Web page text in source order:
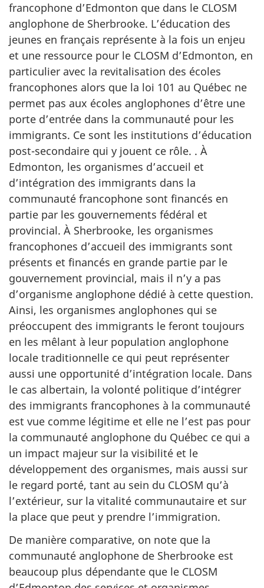
francophone d’Edmonton que dans le CLOSM
anglophone de Sherbrooke. L’éducation des
jeunes en français représente à la fois un enjeu
et une ressource pour le CLOSM d’Edmonton, en
particulier avec la revitalisation des écoles
francophones alors que la loi 101 au Québec ne
permet pas aux écoles anglophones d’être une
porte d’entrée dans la communauté pour les
immigrants. Ce sont les institutions d’éducation
post-secondaire qui y jouent ce rôle. . À
Edmonton, les organismes d’accueil et
d’intégration des immigrants dans la
communauté francophone sont financés en
partie par les gouvernements fédéral et
provincial. À Sherbrooke, les organismes
francophones d’accueil des immigrants sont
présents et financés en grande partie par le
gouvernement provincial, mais il n’y a pas
d’organisme anglophone dédié à cette question.
Ainsi, les organismes anglophones qui se
préoccupent des immigrants le feront toujours
en les mêlant à leur population anglophone
locale traditionnelle ce qui peut représenter
aussi une opportunité d’intégration locale. Dans
le cas albertain, la volonté politique d’intégrer
des immigrants francophones à la communauté
est vue comme légitime et elle ne l’est pas pour
la communauté anglophone du Québec ce qui a
un impact majeur sur la visibilité et le
développement des organismes, mais aussi sur
le regard porté, tant au sein du CLOSM qu’à
l’extérieur, sur la vitalité communautaire et sur
la place que peut y prendre l’immigration.
De manière comparative, on note que la
communauté anglophone de Sherbrooke est
beaucoup plus dépendante que le CLOSM